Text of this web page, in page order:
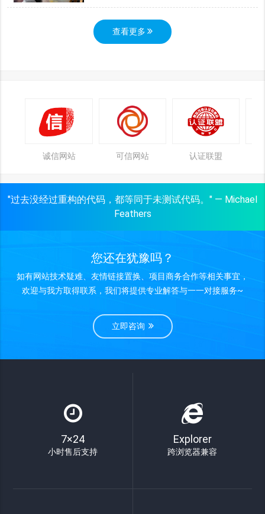
查看更多
诚信网站 可信网站 认证联盟
"过去没经过重构的代码，都等同于未测试代码。" — Michael
Feathers
您还在犹豫吗？
如有网站技术疑难、友情链接置换、项目商务合作等相关事宜，
欢迎与我方取得联系，我们将提供专业解答与一一对接服务~
立即咨询
7×24
小时售后支持
Explorer
跨浏览器兼容